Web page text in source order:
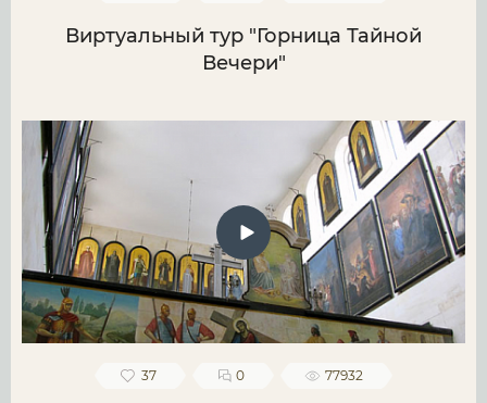
Виртуальный тур "Горница Тайной
Вечери"
37 0 77932